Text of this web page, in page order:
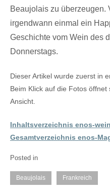
Beaujolais zu überzeugen.
irgendwann einmal ein
Geschichte vom Wein des
Donnerstags.
Dieser Artikel wurde zuerst in
Beim Klick auf die Fotos
Ansicht.
Inhaltsverzeichnis enos-wein
Gesamtverzeichnis enos-
Posted in
Beaujolais Frankreich